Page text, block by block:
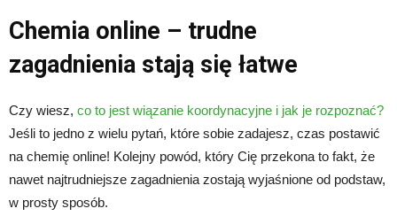
Chemia online – trudne
zagadnienia stają się łatwe
Czy wiesz, co to jest wiązanie koordynacyjne i jak je rozpoznać?
Jeśli to jedno z wielu pytań, które sobie zadajesz, czas postawić
na chemię online! Kolejny powód, który Cię przekona to fakt, że
nawet najtrudniejsze zagadnienia zostają wyjaśnione od podstaw,
w prosty sposób.